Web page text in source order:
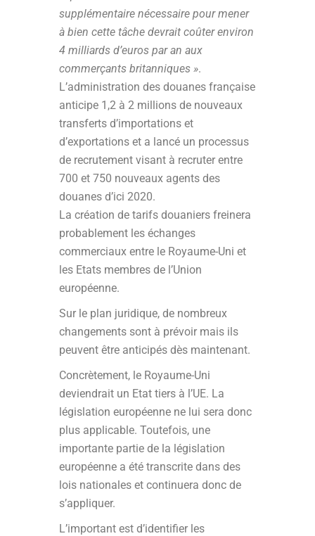
supplémentaire nécessaire pour mener
à bien cette tâche devrait coûter environ
4 milliards d’euros par an aux
commerçants britanniques ».
L’administration des douanes française
anticipe 1,2 à 2 millions de nouveaux
transferts d’importations et
d’exportations et a lancé un processus
de recrutement visant à recruter entre
700 et 750 nouveaux agents des
douanes d’ici 2020.
La création de tarifs douaniers freinera
probablement les échanges
commerciaux entre le Royaume-Uni et
les Etats membres de l’Union
européenne.
Sur le plan juridique, de nombreux
changements sont à prévoir mais ils
peuvent être anticipés dès maintenant.
Concrètement, le Royaume-Uni
deviendrait un Etat tiers à l’UE. La
législation européenne ne lui sera donc
plus applicable. Toutefois, une
importante partie de la législation
européenne a été transcrite dans des
lois nationales et continuera donc de
s’appliquer.
L’important est d’identifier les